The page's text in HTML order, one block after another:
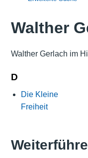
Walther
Walther Gerlach im
D
Die Kleine
Freiheit